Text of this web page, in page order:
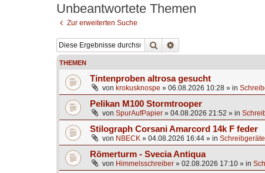
Unbeantwortete Themen
Zur erweiterten Suche
Suche
THEMEN
Tintenproben altrosa gesucht
von krokusknospe » 06.08.2026 10:28 » in
Pelikan M100 Stormtrooper
von SpurAufPapier » 04.08.2026 21:52 » in
Stilograph Corsani Amarcord 14k F feder
von NBECK » 04.08.2026 16:44 » in
Römerturm - Svecia Antiqua
von Himmelsschreiber » 02.08.2026 17:10 » in